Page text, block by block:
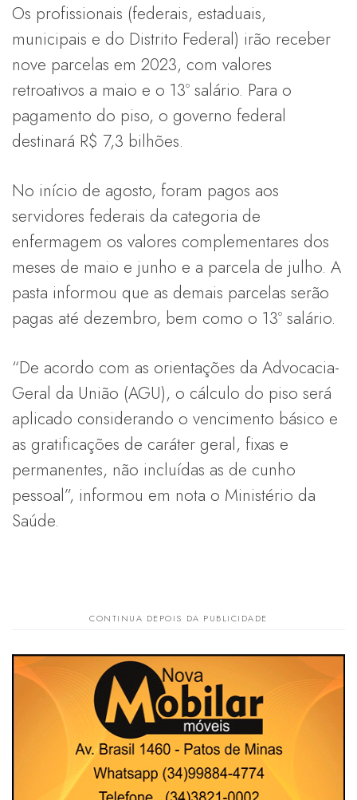
Os profissionais (federais, estaduais,
municipais e do Distrito Federal) irão receber
nove parcelas em 2023, com valores
retroativos a maio e o 13º salário. Para o
pagamento do piso, o governo federal
destinará R$ 7,3 bilhões.
No início de agosto, foram pagos aos
servidores federais da categoria de
enfermagem os valores complementares dos
meses de maio e junho e a parcela de julho. A
pasta informou que as demais parcelas serão
pagas até dezembro, bem como o 13º salário.
“De acordo com as orientações da Advocacia-
Geral da União (AGU), o cálculo do piso será
aplicado considerando o vencimento básico e
as gratificações de caráter geral, fixas e
permanentes, não incluídas as de cunho
pessoal”, informou em nota o Ministério da
Saúde.